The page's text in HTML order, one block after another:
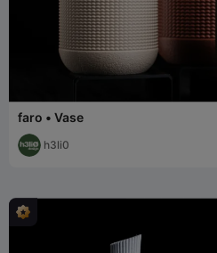
faro • Vase
h3li0